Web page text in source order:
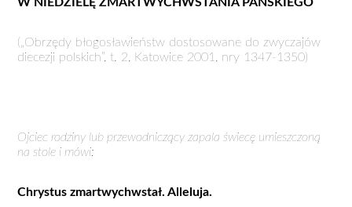
(„Obrzędy błogosławieństw dostosowane do zwyczajów
diecezji polskich”, t. 2, Katowice 2001, nry 1347-1350)
Ojciec rodziny lub przewodniczący zapala świecę umieszczoną
na stole i mówi:
Chrystus zmartwychwstał. Alleluja.